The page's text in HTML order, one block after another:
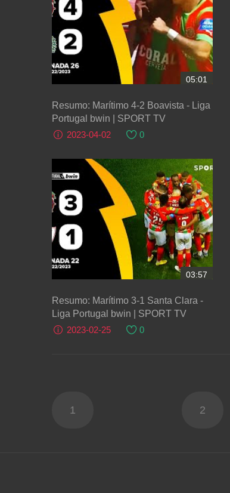
05:01
Resumo: Marítimo 4-2 Boavista - Liga
Portugal bwin | SPORT TV
2023-04-02
0
03:57
Resumo: Marítimo 3-1 Santa Clara -
Liga Portugal bwin | SPORT TV
2023-02-25
0
1 2